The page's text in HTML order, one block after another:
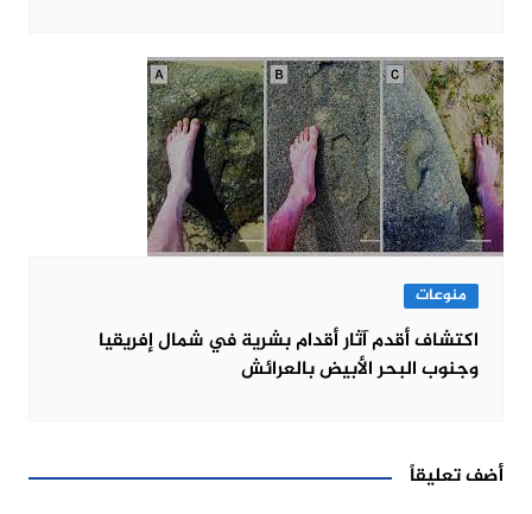
منوعات
اكتشاف أقدم آثار أقدام بشرية في شمال إفريقيا
وجنوب البحر الأبيض بالعرائش
أضف تعليقاً